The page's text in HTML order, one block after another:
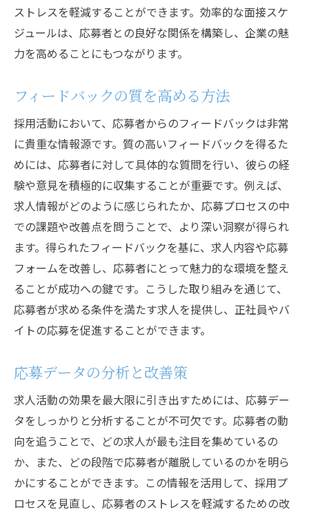
ストレスを軽減することができます。効率的な面接スケ
ジュールは、応募者との良好な関係を構築し、企業の魅
力を高めることにもつながります。
フィードバックの質を高める方法
採用活動において、応募者からのフィードバックは非常
に貴重な情報源です。質の高いフィードバックを得るた
めには、応募者に対して具体的な質問を行い、彼らの経
験や意見を積極的に収集することが重要です。例えば、
求人情報がどのように感じられたか、応募プロセスの中
での課題や改善点を問うことで、より深い洞察が得られ
ます。得られたフィードバックを基に、求人内容や応募
フォームを改善し、応募者にとって魅力的な環境を整え
ることが成功への鍵です。こうした取り組みを通じて、
応募者が求める条件を満たす求人を提供し、正社員やバ
イトの応募を促進することができます。
応募データの分析と改善策
求人活動の効果を最大限に引き出すためには、応募デー
タをしっかりと分析することが不可欠です。応募者の動
向を追うことで、どの求人が最も注目を集めているの
か、また、どの段階で応募者が離脱しているのかを明ら
かにすることができます。この情報を活用して、採用プ
ロセスを見直し、応募者のストレスを軽減するための改